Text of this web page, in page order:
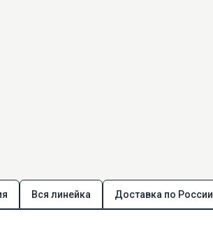
Вся линейка Доставка по России